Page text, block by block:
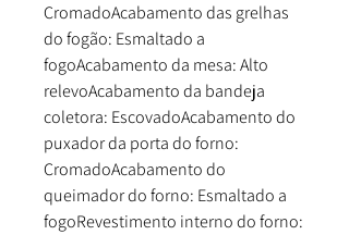
CromadoAcabamento das grelhas
do fogão: Esmaltado a
fogoAcabamento da mesa: Alto
relevoAcabamento da bandeja
coletora: EscovadoAcabamento do
puxador da porta do forno:
CromadoAcabamento do
queimador do forno: Esmaltado a
fogoRevestimento interno do forno: